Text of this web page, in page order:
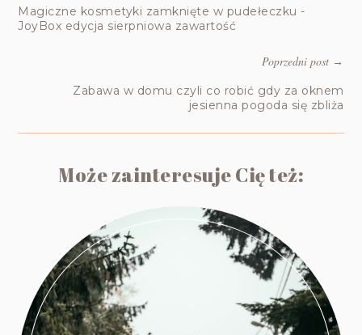
Magiczne kosmetyki zamknięte w pudełeczku -
JoyBox edycja sierpniowa zawartość
Poprzedni post→
Zabawa w domu czyli co robić gdy za oknem
jesienna pogoda się zbliża
Może zainteresuje Cię też: